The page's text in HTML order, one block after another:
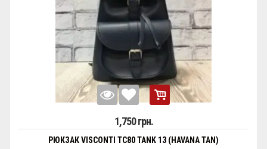
1,750 грн.
РЮКЗАК VISCONTI TC80 TANK 13 (HAVANA TAN)